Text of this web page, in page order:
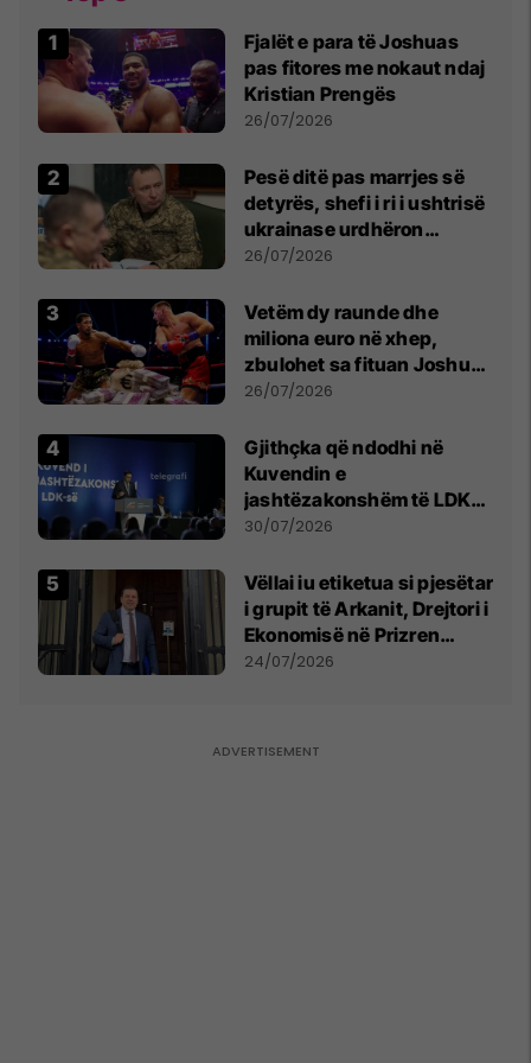
Fjalët e para të Joshuas
pas fitores me nokaut ndaj
Kristian Prengës
26/07/2026
Pesë ditë pas marrjes së
detyrës, shefi i ri i ushtrisë
ukrainase urdhëron
kontroll të madh
26/07/2026
Vetëm dy raunde dhe
miliona euro në xhep,
zbulohet sa fituan Joshua
e Prenga
26/07/2026
Gjithçka që ndodhi në
Kuvendin e
jashtëzakonshëm të LDK-
së
30/07/2026
Vëllai iu etiketua si pjesëtar
i grupit të Arkanit, Drejtori i
Ekonomisë në Prizren
mohon pretendimet
24/07/2026